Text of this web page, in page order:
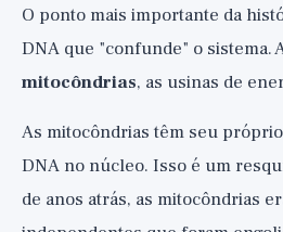
O ponto mais importante da
DNA que "confunde" o sistema.
mitocôndrias, as usinas de
As mitocôndrias têm seu
DNA no núcleo. Isso é um
de anos atrás, as mitocôndrias